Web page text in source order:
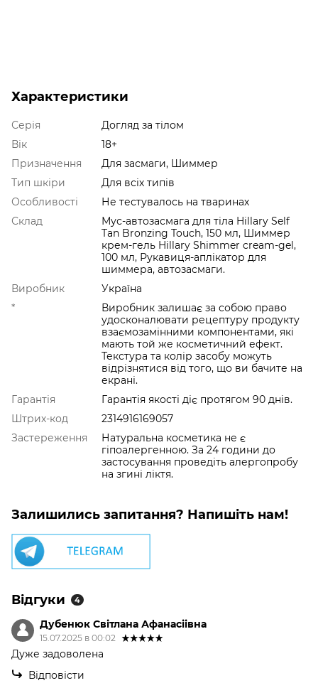
Характеристики
Серія
Догляд за тілом
Вік
18+
Призначення
Для засмаги, Шиммер
Тип шкіри
Для всіх типів
Особливості
Не тестувалось на тваринах
Склад
Мус-автозасмага для тіла Hillary Self
Tan Bronzing Touch, 150 мл, Шиммер
крем-гель Hillary Shimmer cream-gel,
100 мл, Рукавиця-аплікатор для
шиммера, автозасмаги.
Виробник
Україна
*
Виробник залишає за собою право
удосконалювати рецептуру продукту
взаємозамінними компонентами, які
мають той же косметичний ефект.
Текстура та колір засобу можуть
відрізнятися від того, що ви бачите на
екрані.
Гарантія
Гарантія якості діє протягом 90 днів.
Штрих-код
2314916169057
Застереження
Натуральна косметика не є
гіпоалергенною. За 24 години до
застосування проведіть алергопробу
на згині ліктя.
Залишились запитання? Напишіть нам!
Відгуки 4
Дубенюк Світлана Афанасіівна
15.07.2025 в 00:02
Дуже задоволена
Відповісти